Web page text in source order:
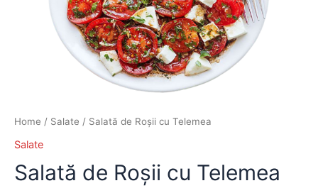
Home / Salate / Salată de Roșii cu Telemea
Salate
Salată de Roșii cu Telemea